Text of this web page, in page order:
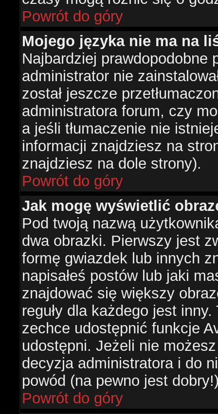
Powrót do góry
Mojego języka nie ma na
Najbardziej prawdopodobne
administrator nie
został jeszcze
administratora forum, czy
a jeśli tłumaczenie nie
informacji znajdziesz na
znajdziesz na dole strony).
Powrót do góry
Jak mogę wyświetlić
Pod twoją nazwą
dwa obrazki. Pierwszy jest
formę gwiazdek lub innych
napisałeś postów lub jaki
znajdować się większy
reguły dla każdego jest
zechce udostępnić funkcje
udostępni. Jeżeli nie
decyzja administratora i do
powód (na pewno jest
Powrót do góry